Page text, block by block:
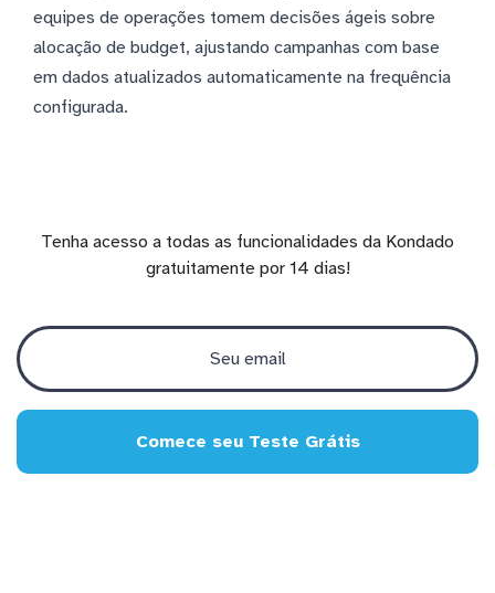
equipes de operações tomem decisões ágeis sobre
alocação de budget, ajustando campanhas com base
em dados atualizados automaticamente na frequência
configurada.
Tenha acesso a todas as funcionalidades da Kondado
gratuitamente por 14 dias!
Comece seu Teste Grátis